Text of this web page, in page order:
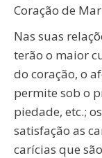
Coração de
Nas suas
terão o maior
do coração, o
permite sob o
piedade, etc.;
satisfação as
carícias que